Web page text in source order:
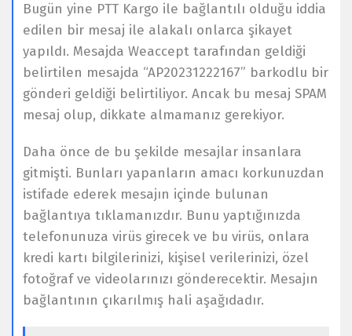
Bugün yine PTT Kargo ile bağlantılı olduğu iddia
edilen bir mesaj ile alakalı onlarca şikayet
yapıldı. Mesajda Weaccept tarafından geldiği
belirtilen mesajda “AP20231222167” barkodlu bir
gönderi geldiği belirtiliyor. Ancak bu mesaj SPAM
mesaj olup, dikkate almamanız gerekiyor.
Daha önce de bu şekilde mesajlar insanlara
gitmişti. Bunları yapanların amacı korkunuzdan
istifade ederek mesajın içinde bulunan
bağlantıya tıklamanızdır. Bunu yaptığınızda
telefonunuza virüs girecek ve bu virüs, onlara
kredi kartı bilgilerinizi, kişisel verilerinizi, özel
fotoğraf ve videolarınızı gönderecektir. Mesajın
bağlantının çıkarılmış hali aşağıdadır.